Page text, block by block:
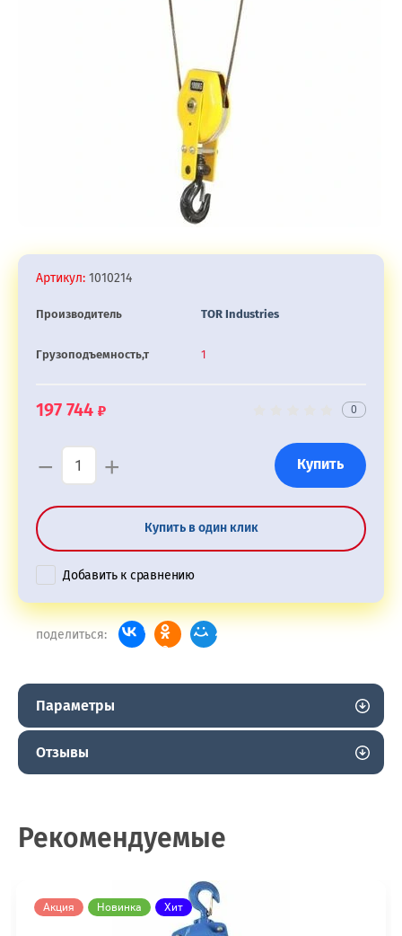
Артикул: 1010214
Производитель TOR Industries
Грузоподъемность,т 1
197 744 0
− + Купить
Купить в один клик
Добавить к сравнению
поделиться:
Параметры
Отзывы
Рекомендуемые
Акция Новинка Хит